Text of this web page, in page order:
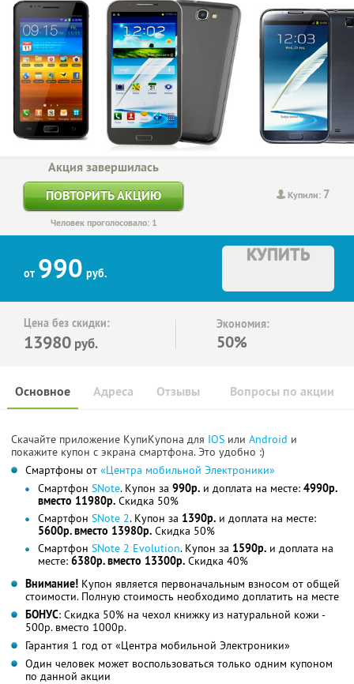
Купили: 7
Акция завершилась
ПОВТОРИТЬ АКЦИЮ
Человек проголосовало: 1
от 990 руб.
КУПИТЬ
Цена без скидки:
13980 руб.
Экономия:
50%
Основное Отзывы Вопросы по акции
Адреса
Скачайте приложение КупиКупона для IOS или Android и
покажите купон с экрана смартфона. Это удобно :)
Смартфоны от «Центра мобильной Электроники»
Смартфон SNote. Купон за 990р. и доплата на месте: 4990р.
вместо 11980р. Скидка 50%
Смартфон SNote 2. Купон за 1390р. и доплата на месте:
5600р. вместо 13980р. Скидка 50%
Смартфон SNote 2 Evolution. Купон за 1590р. и доплата на
месте: 6380р. вместо 13300р. Скидка 40%
Внимание! Купон является первоначальным взносом от общей
стоимости. Полную стоимость необходимо доплатить на месте
БОНУС: Скидка 50% на чехол книжку из натуральной кожи -
500р. вместо 1000р.
Гарантия 1 год от «Центра мобильной Электроники»
Один человек может воспользоваться только одним купоном
по данной акции